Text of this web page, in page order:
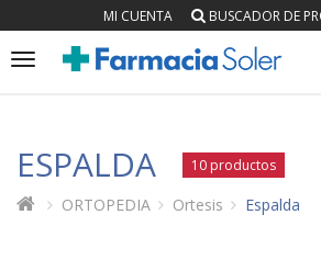
MI CUENTA BUSCADOR DE
Toggle
ESPALDA 10 productos
ORTOPEDIA Ortesis Espalda